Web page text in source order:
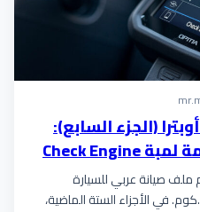
(الجزء السابع):
الموسوعة الكاملة لترجمة لمبة Check Engine
ملف صيانة عربي للسيارة
في الأجزاء الستة الماضية،